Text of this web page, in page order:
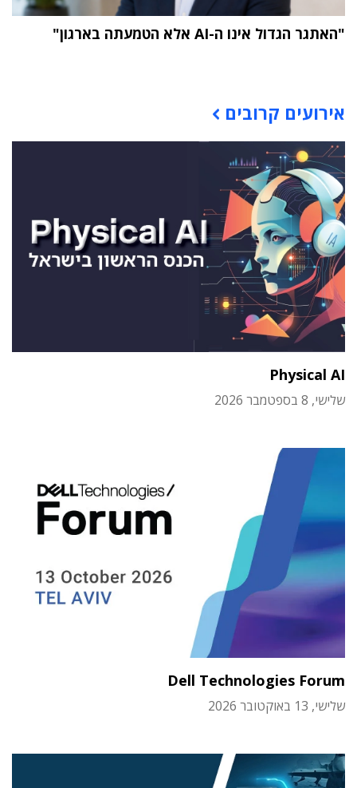
"האתגר הגדול אינו ה-AI אלא הטמעתה בארגון"
אירועים קרובים
Physical AI
שלישי, 8 בספטמבר 2026
Dell Technologies Forum
שלישי, 13 באוקטובר 2026